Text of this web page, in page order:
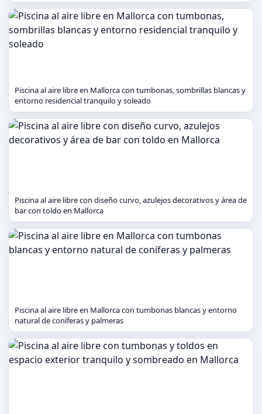
Piscina al aire libre en Mallorca con tumbonas, sombrillas blancas y
entorno residencial tranquilo y soleado
Piscina al aire libre con diseño curvo, azulejos decorativos y área de
bar con toldo en Mallorca
Piscina al aire libre en Mallorca con tumbonas blancas y entorno
natural de coníferas y palmeras